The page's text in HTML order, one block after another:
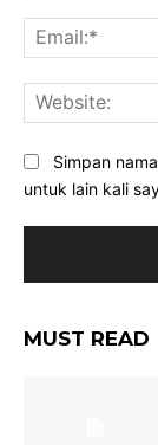
Simpan
untuk lain kali
MUST READ